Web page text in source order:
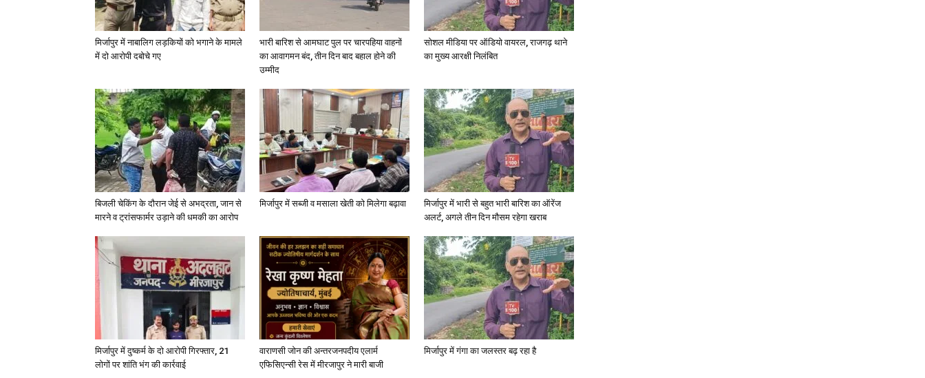
मिर्जापुर में नाबालिग लड़कियों को भगाने के मामले
में दो आरोपी दबोचे गए
भारी बारिश से आमघाट पुल पर चारपहिया वाहनों
का आवागमन बंद, तीन दिन बाद बहाल होने की
उम्मीद
सोशल मीडिया पर ऑडियो वायरल, राजगढ़ थाने
का मुख्य आरक्षी निलंबित
बिजली चेकिंग के दौरान जेई से अभद्रता, जान से
मारने व ट्रांसफार्मर उड़ाने की धमकी का आरोप
मिर्जापुर में सब्जी व मसाला खेती को मिलेगा बढ़ावा
मिर्जापुर में भारी से बहुत भारी बारिश का ऑरेंज
अलर्ट, अगले तीन दिन मौसम रहेगा खराब
मिर्जापुर में दुष्कर्म के दो आरोपी गिरफ्तार, 21
लोगों पर शांति भंग की कार्रवाई
वाराणसी जोन की अन्तरजनपदीय एलार्म
एफिसिएन्सी रेस में मीरजापुर ने मारी बाजी
मिर्जापुर में गंगा का जलस्तर बढ़ रहा है